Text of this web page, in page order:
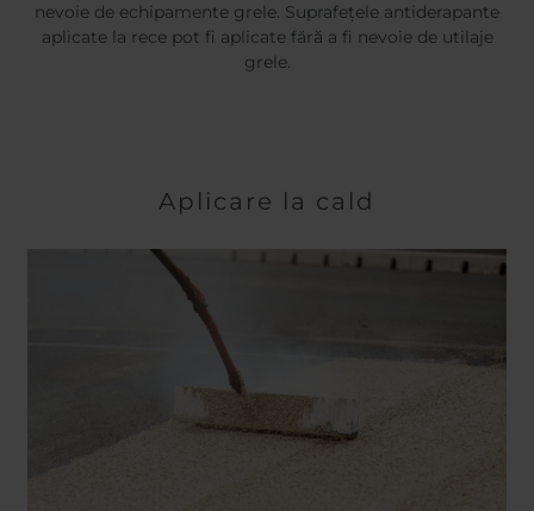
nevoie de echipamente grele. Suprafețele antiderapante
aplicate la rece pot fi aplicate fără a fi nevoie de utilaje
grele.
Aplicare la cald